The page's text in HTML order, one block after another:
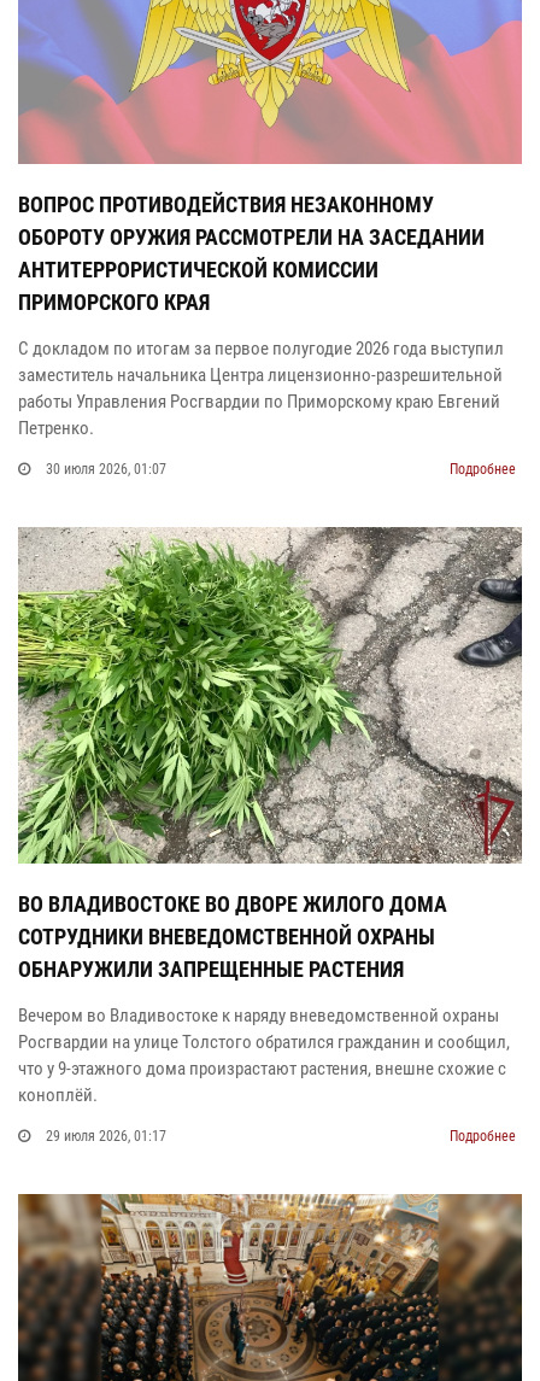
ВОПРОС ПРОТИВОДЕЙСТВИЯ НЕЗАКОННОМУ
ОБОРОТУ ОРУЖИЯ РАССМОТРЕЛИ НА ЗАСЕДАНИИ
АНТИТЕРРОРИСТИЧЕСКОЙ КОМИССИИ
ПРИМОРСКОГО КРАЯ
С докладом по итогам за первое полугодие 2026 года выступил
заместитель начальника Центра лицензионно-разрешительной
работы Управления Росгвардии по Приморскому краю Евгений
Петренко.
30 июля 2026, 01:07 Подробнее
ВО ВЛАДИВОСТОКЕ ВО ДВОРЕ ЖИЛОГО ДОМА
СОТРУДНИКИ ВНЕВЕДОМСТВЕННОЙ ОХРАНЫ
ОБНАРУЖИЛИ ЗАПРЕЩЕННЫЕ РАСТЕНИЯ
Вечером во Владивостоке к наряду вневедомственной охраны
Росгвардии на улице Толстого обратился гражданин и сообщил,
что у 9‑этажного дома произрастают растения, внешне схожие с
коноплёй.
29 июля 2026, 01:17 Подробнее